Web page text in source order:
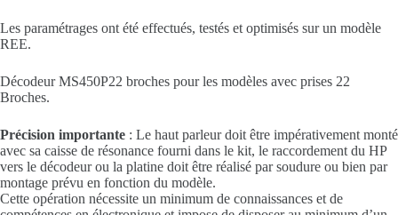
Les paramétrages ont été effectués, testés et optimisés sur un modèle
REE.
Décodeur MS450P22 broches pour les modèles avec prises 22
Broches.
Précision importante : Le haut parleur doit être impérativement monté
avec sa caisse de résonance fourni dans le kit, le raccordement du HP
vers le décodeur ou la platine doit être réalisé par soudure ou bien par
montage prévu en fonction du modèle.
Cette opération nécessite un minimum de connaissances et de